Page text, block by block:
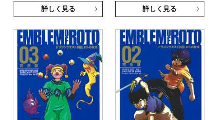
詳しく見る 詳しく見る